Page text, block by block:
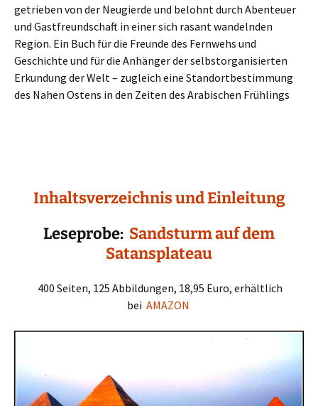
getrieben von der Neugierde und belohnt durch Abenteuer
und Gastfreundschaft in einer sich rasant wandelnden
Region. Ein Buch für die Freunde des Fernwehs und
Geschichte und für die Anhänger der selbstorganisierten
Erkundung der Welt – zugleich eine Standortbestimmung
des Nahen Ostens in den Zeiten des Arabischen Frühlings
Inhaltsverzeichnis und Einleitung
Leseprobe: Sandsturm auf dem
Satansplateau
400 Seiten, 125 Abbildungen, 18,95 Euro, erhältlich
bei AMAZON